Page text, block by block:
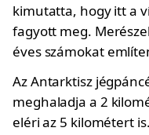
kimutatta, hogy itt a
fagyott meg.
éves számokat
Az Antarktisz
meghaladja a 2
eléri az 5 kilométert is.